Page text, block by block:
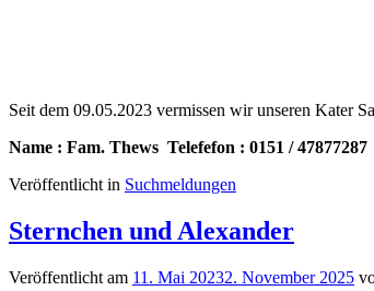
Seit dem 09.05.2023 vermissen wir unseren Kater
Name : Fam. Thews Telefefon : 0151 /
Veröffentlicht in Suchmeldungen
Sternchen und Alexander
Veröffentlicht am 11. Mai 20232. November 2025